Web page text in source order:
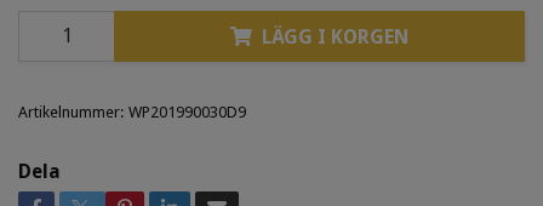
LÄGG I KORGEN
Artikelnummer: WP201990030D9
Dela